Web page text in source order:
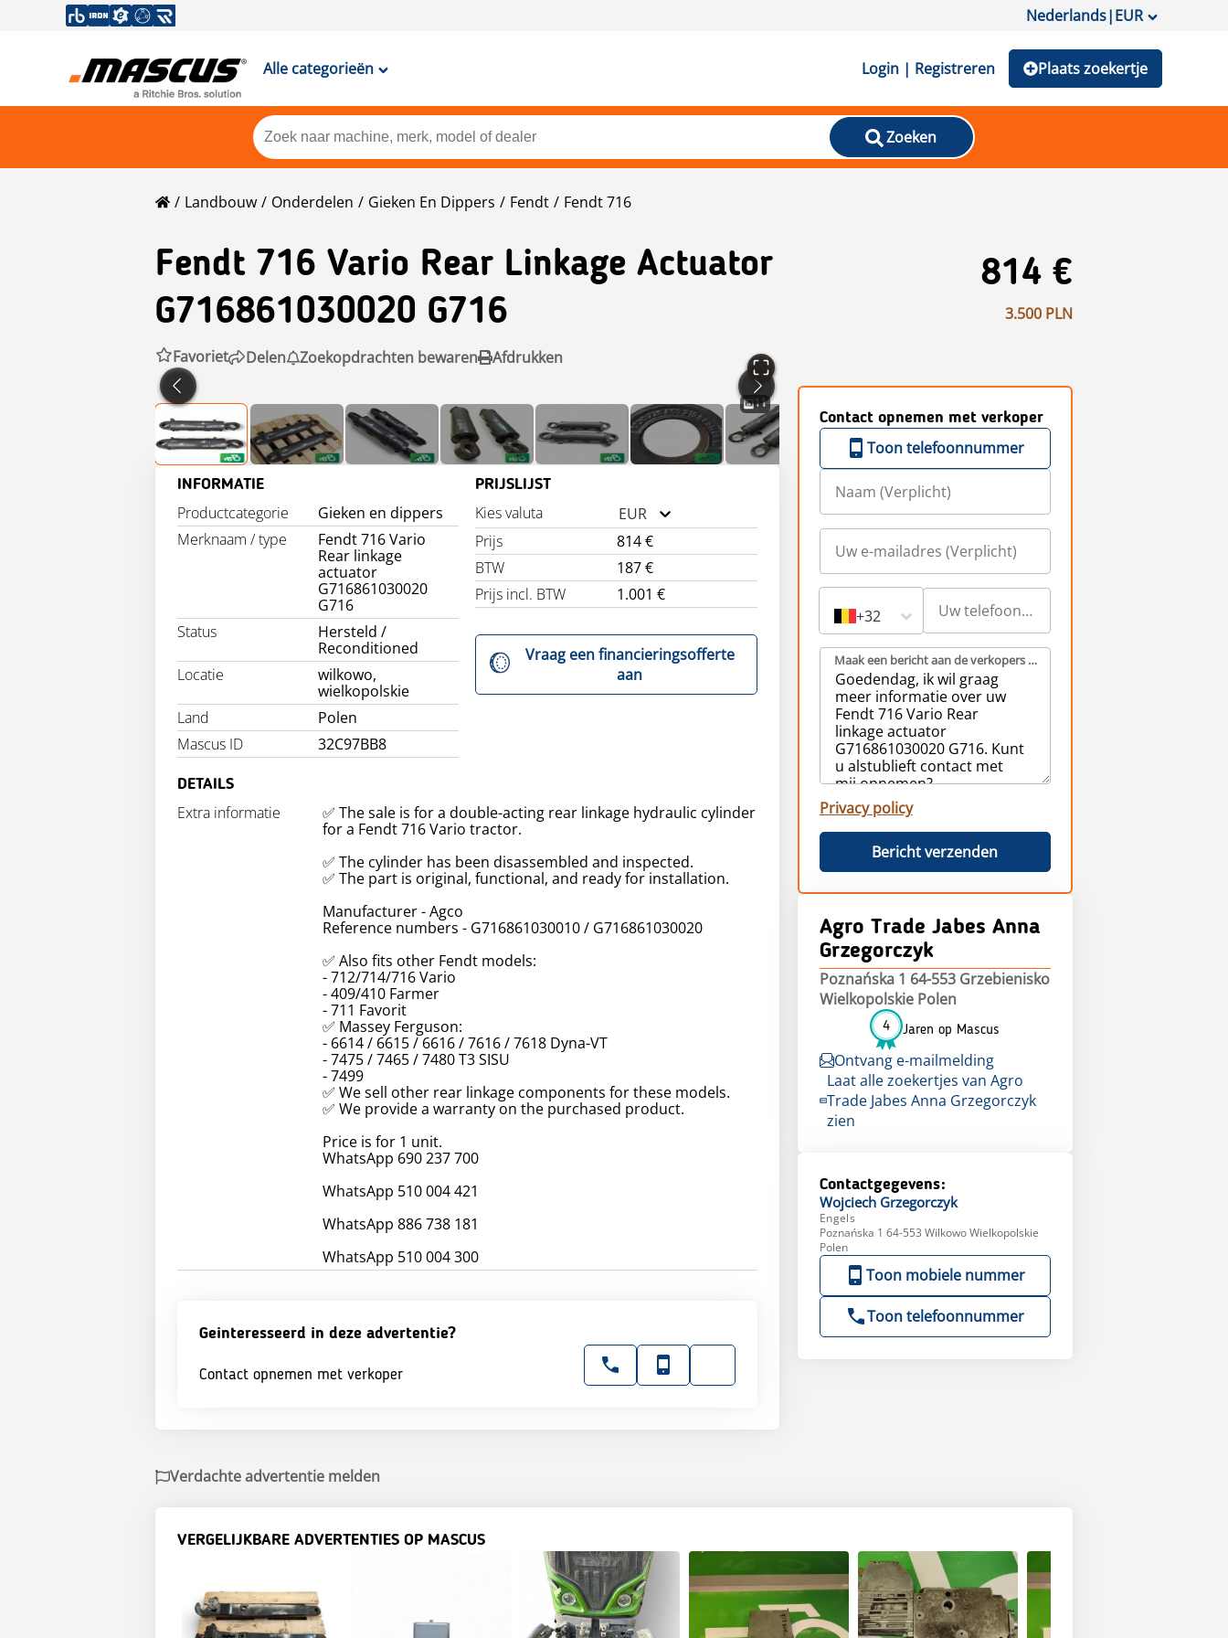
Nederlands|EUR
Alle categorieën Login | Registreren Plaats zoekertje
Zoeken
Landbouw Onderdelen Gieken En Dippers Fendt Fendt 716
Fendt 716 Vario Rear Linkage Actuator
G716861030020 G716
814 €
3.500 PLN
Favoriet Delen Zoekopdrachten bewaren Afdrukken
11
INFORMATIE
Productcategorie
Gieken en dippers
Merknaam / type
Fendt 716 Vario
Rear linkage
actuator
G716861030020
G716
Status
Hersteld /
Reconditioned
Locatie
wilkowo,
wielkopolskie
Land
Polen
Mascus ID
32C97BB8
PRIJSLIJST
Kies valuta
EUR
Prijs
814 €
BTW
187 €
Prijs incl. BTW
1.001 €
Vraag een financieringsofferte
aan
DETAILS
Extra informatie
✅ The sale is for a double-acting rear linkage hydraulic cylinder
for a Fendt 716 Vario tractor.
✅ The cylinder has been disassembled and inspected.
✅ The part is original, functional, and ready for installation.
Manufacturer - Agco
Reference numbers - G716861030010 / G716861030020
✅ Also fits other Fendt models:
- 712/714/716 Vario
- 409/410 Farmer
- 711 Favorit
✅ Massey Ferguson:
- 6614 / 6615 / 6616 / 7616 / 7618 Dyna-VT
- 7475 / 7465 / 7480 T3 SISU
- 7499
✅ We sell other rear linkage components for these models.
✅ We provide a warranty on the purchased product.
Price is for 1 unit.
WhatsApp 690 237 700
WhatsApp 510 004 421
WhatsApp 886 738 181
WhatsApp 510 004 300
Geinteresseerd in deze advertentie?
Contact opnemen met verkoper
Contact opnemen met verkoper
Toon telefoonnummer
+32
Maak een bericht aan de verkopers (Verplicht)
Privacy policy
Bericht verzenden
Agro Trade Jabes Anna
Grzegorczyk
Poznańska 1 64-553 Grzebienisko
Wielkopolskie Polen
4 Jaren op Mascus
Ontvang e-mailmelding
Laat alle zoekertjes van Agro
Trade Jabes Anna Grzegorczyk
zien
Contactgegevens:
Wojciech Grzegorczyk
Engels
Poznańska 1 64-553 Wilkowo Wielkopolskie
Polen
Toon mobiele nummer
Toon telefoonnummer
Verdachte advertentie melden
VERGELIJKBARE ADVERTENTIES OP MASCUS